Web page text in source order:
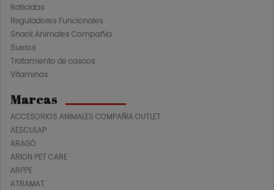
Raticidas
Reguladores Funcionales
Snack Animales Compañia
Sueros
Tratamiento de cascos
Vitaminas
Marcas
ACCESORIOS ANIMALES COMPAÑIA OUTLET
AESCULAP
ARAGÓ
ARION PET CARE
ARPPE
ATRAMAT